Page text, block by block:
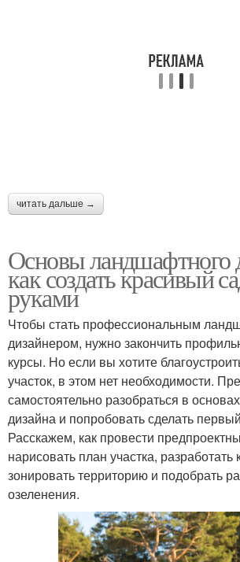
читать дальше →
Основы ландшафтного
как создать красивый
руками
Чтобы стать профессиональным
дизайнером, нужно закончить
курсы. Но если вы хотите
участок, в этом нет необходимости.
самостоятельно разобраться в
дизайна и попробовать сделать
Расскажем, как провести
нарисовать план участка,
зонировать территорию и подобрать
озеленения.